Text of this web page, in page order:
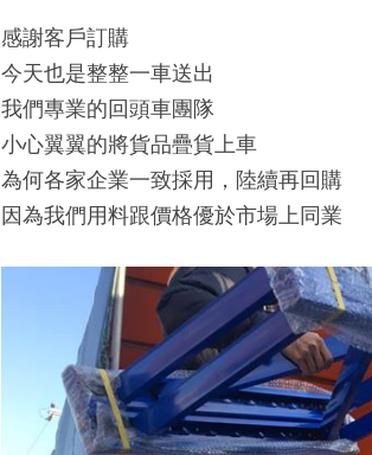
感謝客戶訂購
今天也是整整一車送出
我們專業的回頭車團隊
小心翼翼的將貨品疊貨上車
為何各家企業一致採用，陸續再回購
因為我們用料跟價格優於市場上同業